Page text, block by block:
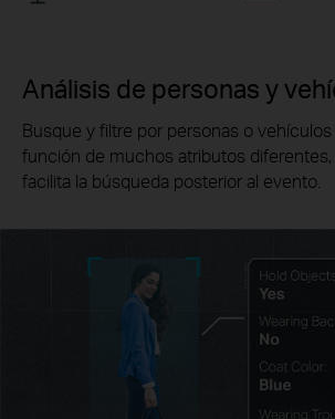
Análisis de personas y
Busque y filtre por personas o
función de muchos atributos diferentes,
facilita la búsqueda posterior al evento.